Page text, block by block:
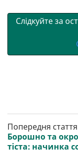
Слідкуйте за
Попередня
Борошно та
тіста: начинка